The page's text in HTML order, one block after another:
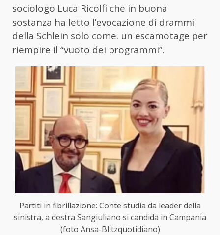
sociologo Luca Ricolfi che in buona
sostanza ha letto l’evocazione di drammi
della Schlein solo come. un escamotage per
riempire il “vuoto dei programmi”.
Partiti in fibrillazione: Conte studia da leader della
sinistra, a destra Sangiuliano si candida in Campania
(foto Ansa-Blitzquotidiano)